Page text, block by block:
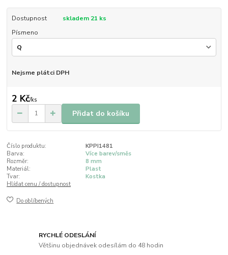
Dostupnost
skladem 21 ks
Písmeno
Nejsme plátci DPH
2 Kč/ks
Přidat do košíku
Číslo produktu:
KPPI1481
Barva:
Více barev/směs
Rozměr:
8 mm
Materiál:
Plast
Tvar:
Kostka
Hlídat cenu / dostupnost
Do oblíbených
RYCHLÉ ODESLÁNÍ
Většinu objednávek odesílám do 48 hodin